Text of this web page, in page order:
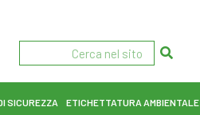
SICUREZZA ETICHETTATURA AMBIENTALE